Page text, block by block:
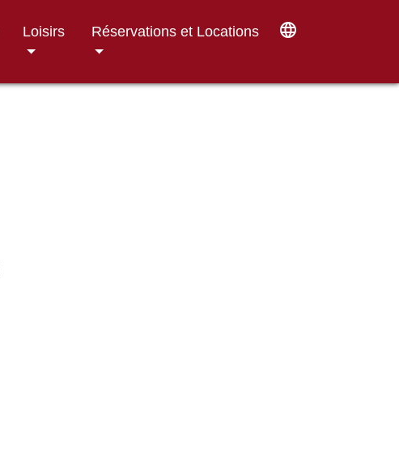
Loisirs Réservations et Locations language